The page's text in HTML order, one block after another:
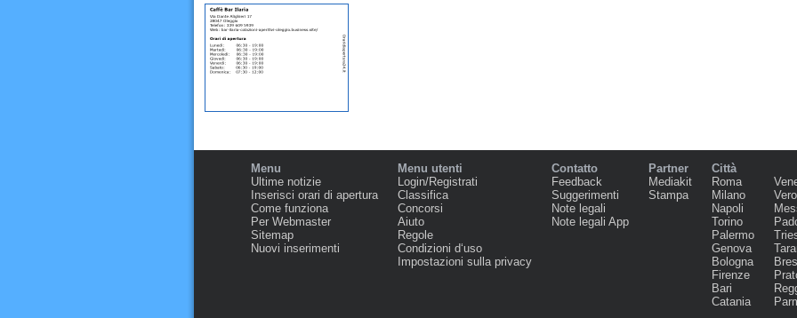
Menu
Ultime notizie
Inserisci orari di apertura
Come funziona
Per Webmaster
Sitemap
Nuovi inserimenti
Menu utenti
Login/Registrati
Classifica
Concorsi
Aiuto
Regole
Condizioni d‘uso
Impostazioni sulla privacy
Contatto
Feedback
Suggerimenti
Note legali
Note legali App
Partner
Mediakit
Stampa
Città
Roma
Milano
Napoli
Torino
Palermo
Genova
Bologna
Firenze
Bari
Catania